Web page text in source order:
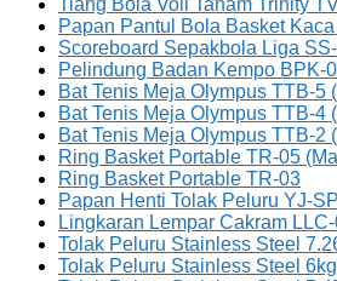
Tiang Bola Voli Tanam Trinity
Papan Pantul Bola Basket
Scoreboard Sepakbola Liga
Pelindung Badan Kempo BPK-
Bat Tenis Meja Olympus TTB-5
Bat Tenis Meja Olympus TTB-4
Bat Tenis Meja Olympus TTB-2
Ring Basket Portable TR-05
Ring Basket Portable TR-03
Papan Henti Tolak Peluru YJ-SP
Lingkaran Lempar Cakram
Tolak Peluru Stainless Steel
Tolak Peluru Stainless Steel